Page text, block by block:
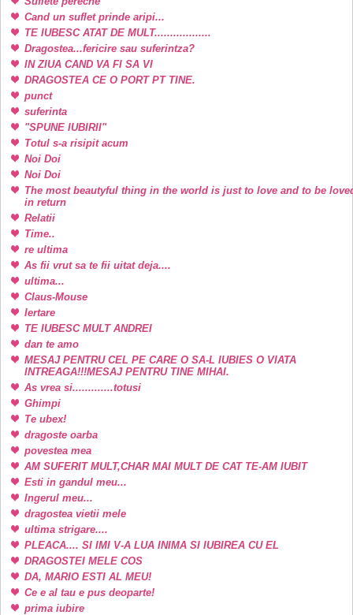
Cand un suflet prinde aripi...
TE IUBESC ATAT DE MULT..................
Dragostea...fericire sau suferintza?
IN ZIUA CAND VA FI SA VI
DRAGOSTEA CE O PORT PT TINE.
punct
suferinta
"SPUNE IUBIRII"
Totul s-a risipit acum
Noi Doi
Noi Doi
The most beautyful thing in the world is just to love and to be
in return
Relatii
Time..
re ultima
As fii vrut sa te fii uitat deja....
ultima...
Claus-Mouse
Iertare
TE IUBESC MULT ANDREI
dan te amo
MESAJ PENTRU CEL PE CARE O SA-L IUBIES O VIATA
INTREAGA!!!MESAJ PENTRU TINE MIHAI.
As vrea si.............totusi
Ghimpi
Te ubex!
dragoste oarba
povestea mea
AM SUFERIT MULT,CHAR MAI MULT DE CAT TE-AM IUBIT
Esti in gandul meu...
Ingerul meu...
dragostea vietii mele
ultima strigare....
PLEACA.... SI IMI V-A LUA INIMA SI IUBIREA CU EL
DRAGOSTEI MELE COS
DA, MARIO ESTI AL MEU!
Ce e al tau e pus deoparte!
prima iubire